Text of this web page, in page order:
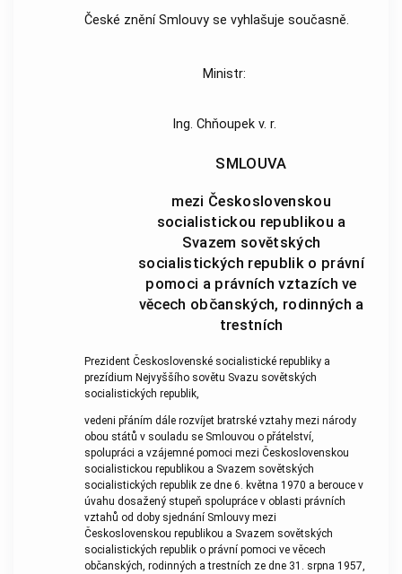
České znění Smlouvy se vyhlašuje současně.
Ministr:
Ing. Chňoupek v. r.
SMLOUVA
mezi Československou
socialistickou republikou a
Svazem sovětských
socialistických republik o právní
pomoci a právních vztazích ve
věcech občanských, rodinných a
trestních
Prezident Československé socialistické republiky a
prezídium Nejvyššího sovětu Svazu sovětských
socialistických republik,
vedeni přáním dále rozvíjet bratrské vztahy mezi národy
obou států v souladu se Smlouvou o přátelství,
spolupráci a vzájemné pomoci mezi Československou
socialistickou republikou a Svazem sovětských
socialistických republik ze dne 6. května 1970 a berouce v
úvahu dosažený stupeň spolupráce v oblasti právních
vztahů od doby sjednání Smlouvy mezi
Československou republikou a Svazem sovětských
socialistických republik o právní pomoci ve věcech
občanských, rodinných a trestních ze dne 31. srpna 1957,